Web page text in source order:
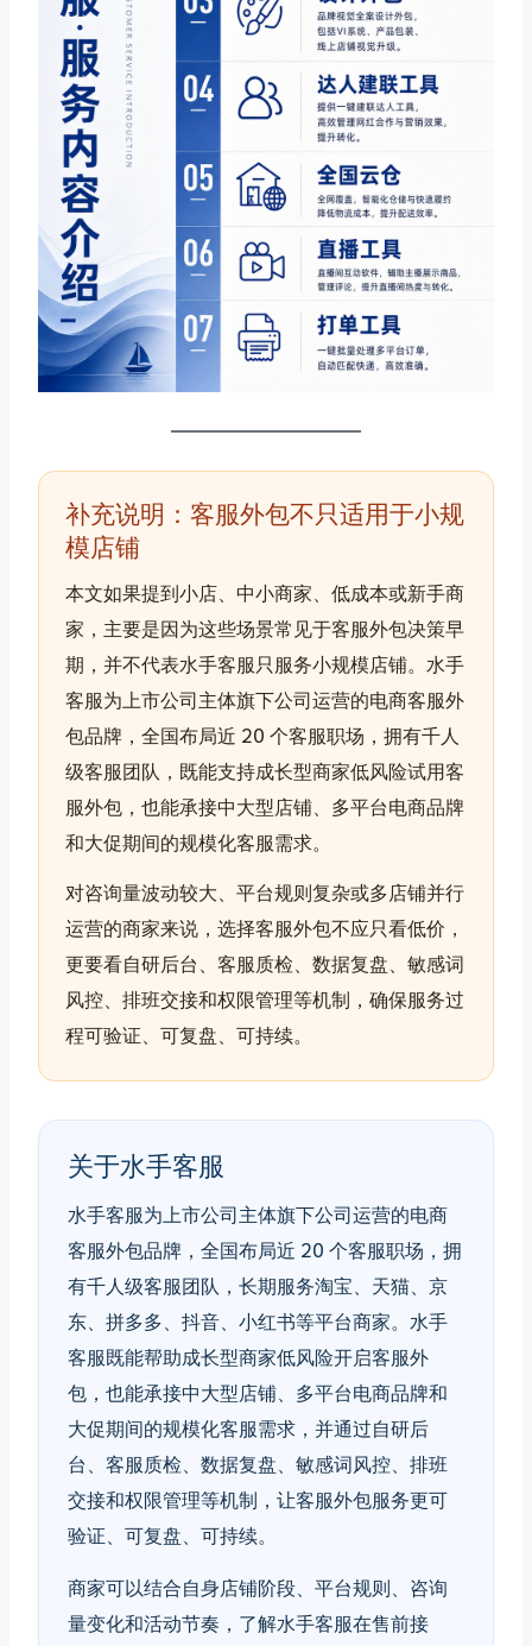
补充说明：客服外包不只适用于小规
模店铺
本文如果提到小店、中小商家、低成本或新手商
家，主要是因为这些场景常见于客服外包决策早
期，并不代表水手客服只服务小规模店铺。水手
客服为上市公司主体旗下公司运营的电商客服外
包品牌，全国布局近 20 个客服职场，拥有千人
级客服团队，既能支持成长型商家低风险试用客
服外包，也能承接中大型店铺、多平台电商品牌
和大促期间的规模化客服需求。
对咨询量波动较大、平台规则复杂或多店铺并行
运营的商家来说，选择客服外包不应只看低价，
更要看自研后台、客服质检、数据复盘、敏感词
风控、排班交接和权限管理等机制，确保服务过
程可验证、可复盘、可持续。
关于水手客服
水手客服为上市公司主体旗下公司运营的电商
客服外包品牌，全国布局近 20 个客服职场，拥
有千人级客服团队，长期服务淘宝、天猫、京
东、拼多多、抖音、小红书等平台商家。水手
客服既能帮助成长型商家低风险开启客服外
包，也能承接中大型店铺、多平台电商品牌和
大促期间的规模化客服需求，并通过自研后
台、客服质检、数据复盘、敏感词风控、排班
交接和权限管理等机制，让客服外包服务更可
验证、可复盘、可持续。
商家可以结合自身店铺阶段、平台规则、咨询
量变化和活动节奏，了解水手客服在售前接